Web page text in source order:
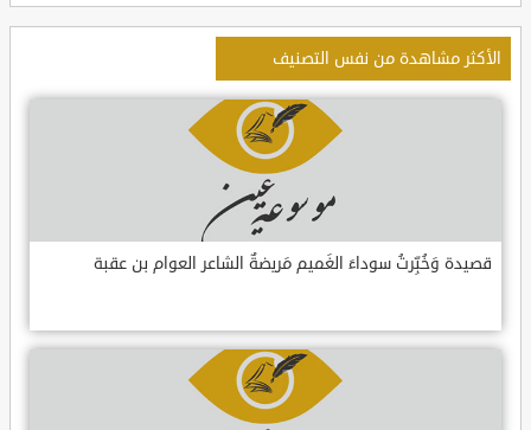
الأكثر مشاهدة من نفس التصنيف
قصيدة وَخُبِّرتُ سوداءَ الغَميم مَريضةٌ الشاعر العوام بن عقبة